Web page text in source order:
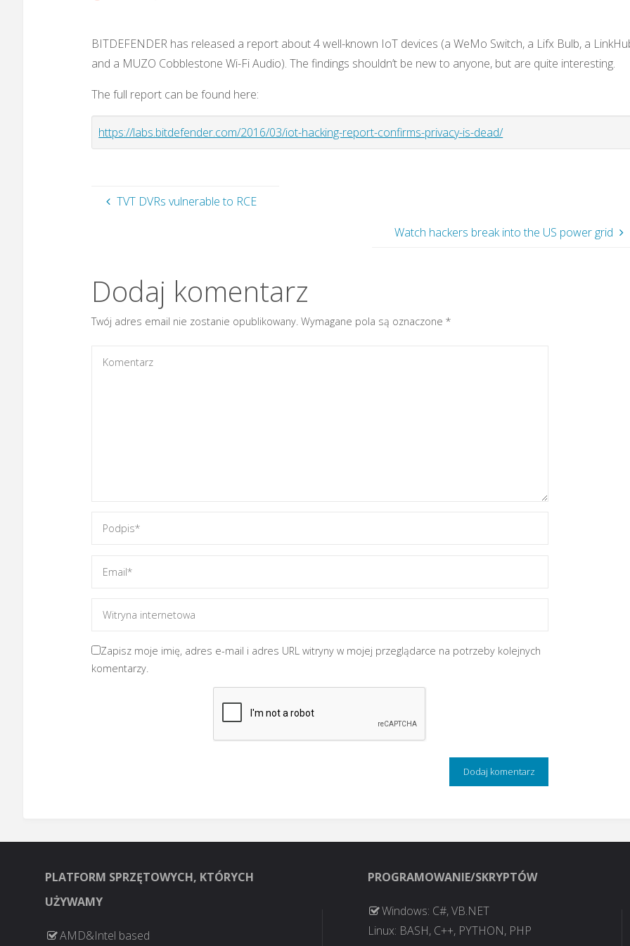
BITDEFENDER has released a report about 4 well-known IoT devices (a WeMo Switch, a Lifx Bulb, a
and a MUZO Cobblestone Wi-Fi Audio). The findings shouldn’t be new to anyone, but are quite interesting.
The full report can be found here:
https://labs.bitdefender.com/2016/03/iot-hacking-report-confirms-privacy-is-dead/
TVT DVRs vulnerable to RCE
Watch hackers break into the US power grid
Dodaj komentarz
Twój adres email nie zostanie opublikowany. Wymagane pola są oznaczone*
Zapisz moje imię, adres e-mail i adres URL witryny w mojej przeglądarce na potrzeby kolejnych
komentarzy.
PLATFORM SPRZĘTOWYCH, KTÓRYCH
UŻYWAMY
AMD&Intel based
PROGRAMOWANIE/SKRYPTÓW
Windows: C#, VB.NET
Linux: BASH, C++, PYTHON, PHP